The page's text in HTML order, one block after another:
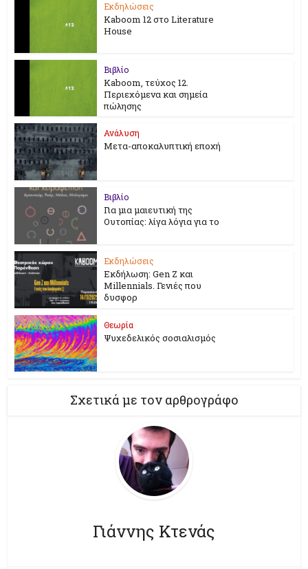
Εκδηλώσεις
Kaboom 12 στο Literature
House
Βιβλίο
Kaboom, τεύχος 12.
Περιεχόμενα και σημεία
πώλησης
Ανάλυση
Μετα-αποκαλυπτική εποχή
Βιβλίο
Για μια μαιευτική της
Ουτοπίας: λίγα λόγια για το
Εκδηλώσεις
Εκδήλωση: Gen Z και
Millennials. Γενιές που
δυσφορ
Θεωρία
Ψυχεδελικός σοσιαλισμός
Σχετικά με τον αρθρογράφο
Γιάννης Κτενάς